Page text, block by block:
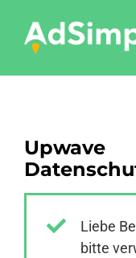
content
Tools
Upwave
Liebe
bitte